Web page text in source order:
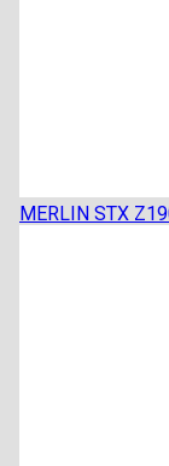
MERLIN STX